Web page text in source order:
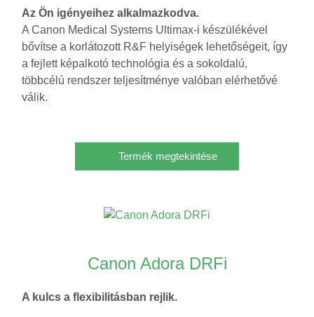
Az Ön igényeihez alkalmazkodva.
A Canon Medical Systems Ultimax-i készülékével
bővítse a korlátozott R&F helyiségek lehetőségeit, így
a fejlett képalkotó technológia és a sokoldalú,
többcélú rendszer teljesítménye valóban elérhetővé
válik.
Termék megtekintése
Canon Adora DRFi
A kulcs a flexibilitásban rejlik.